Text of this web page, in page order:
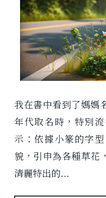
我在書中看到了媽媽
年代取名時，特別
示：依據小篆的字
貌，引申為各種草花
清麗特出的...